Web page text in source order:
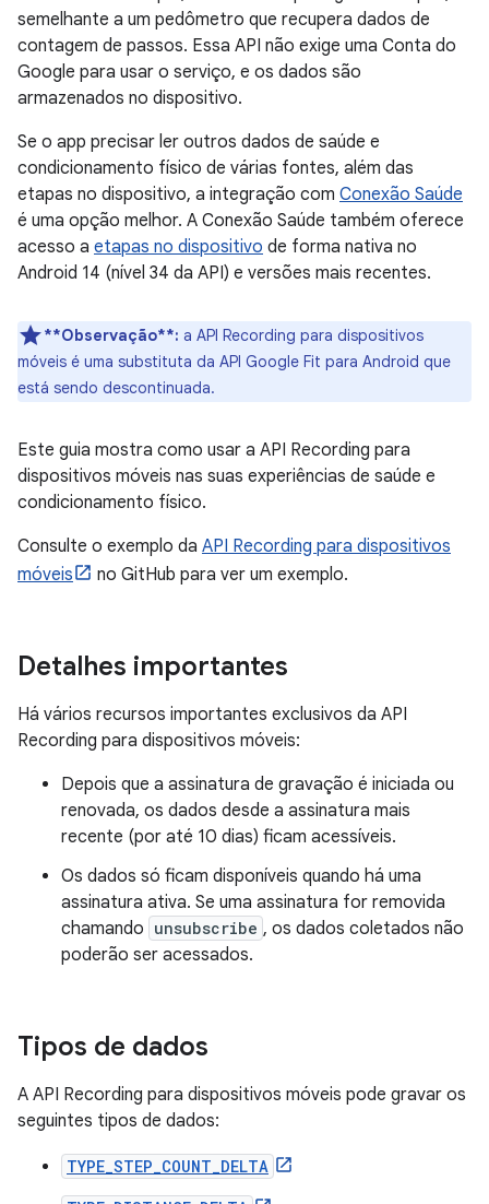
semelhante a um pedômetro que recupera dados de
contagem de passos. Essa API não exige uma Conta do
Google para usar o serviço, e os dados são
armazenados no dispositivo.
Se o app precisar ler outros dados de saúde e
condicionamento físico de várias fontes, além das
etapas no dispositivo, a integração com Conexão Saúde
é uma opção melhor. A Conexão Saúde também oferece
acesso a etapas no dispositivo de forma nativa no
Android 14 (nível 34 da API) e versões mais recentes.
**Observação**: a API Recording para dispositivos
móveis é uma substituta da API Google Fit para Android que
está sendo descontinuada.
Este guia mostra como usar a API Recording para
dispositivos móveis nas suas experiências de saúde e
condicionamento físico.
Consulte o exemplo da API Recording para dispositivos
móveis
no GitHub para ver um exemplo.
Detalhes importantes
Há vários recursos importantes exclusivos da API
Recording para dispositivos móveis:
Depois que a assinatura de gravação é iniciada ou
renovada, os dados desde a assinatura mais
recente (por até 10 dias) ficam acessíveis.
Os dados só ficam disponíveis quando há uma
assinatura ativa. Se uma assinatura for removida
chamando unsubscribe , os dados coletados não
poderão ser acessados.
Tipos de dados
A API Recording para dispositivos móveis pode gravar os
seguintes tipos de dados:
TYPE_STEP_COUNT_DELTA